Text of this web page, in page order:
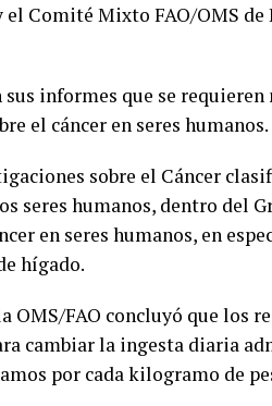
el Comité Mixto FAO/OMS
informes que se
el cáncer en seres humanos.
sobre el Cáncer
seres humanos, dentro del
en seres humanos, en
hígado.
FAO concluyó que los
cambiar la ingesta diaria
por cada kilogramo de